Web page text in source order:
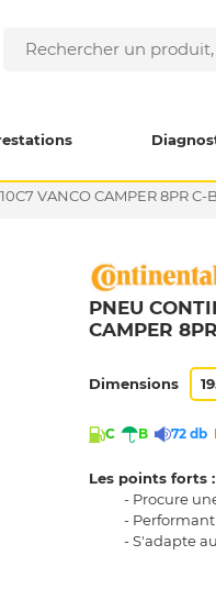
VANCO CAMPER 8PR C-
PNEU
CAMPER
Dimensions
C B 72 db
Les points forts :
- Procure
-
- S'adapte